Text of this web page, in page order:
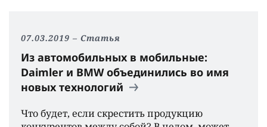
07.03.2019 Статья
Из автомобильных в мобильные:
Daimler и BMW объединились во имя
новых технологий
Что будет, если скрестить продукцию